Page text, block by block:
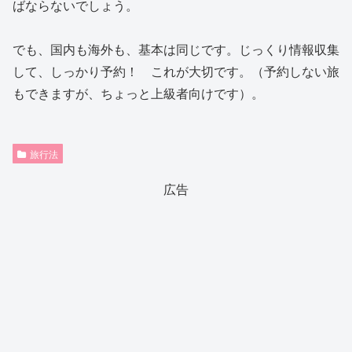
ばならないでしょう。
でも、国内も海外も、基本は同じです。じっくり情報収集
して、しっかり予約！ これが大切です。（予約しない旅
もできますが、ちょっと上級者向けです）。
旅行法
広告